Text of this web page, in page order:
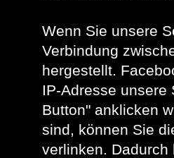
Wenn Sie unsere
Verbindung
hergestellt.
IP-Adresse unsere
Button" anklicken
sind, können Sie
verlinken.